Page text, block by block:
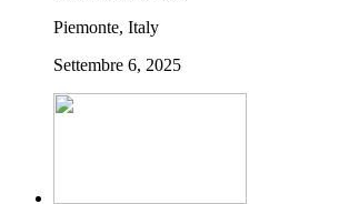
Piemonte, Italy
Settembre 6, 2025